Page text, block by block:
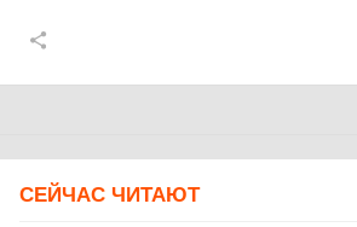
СЕЙЧАС ЧИТАЮТ